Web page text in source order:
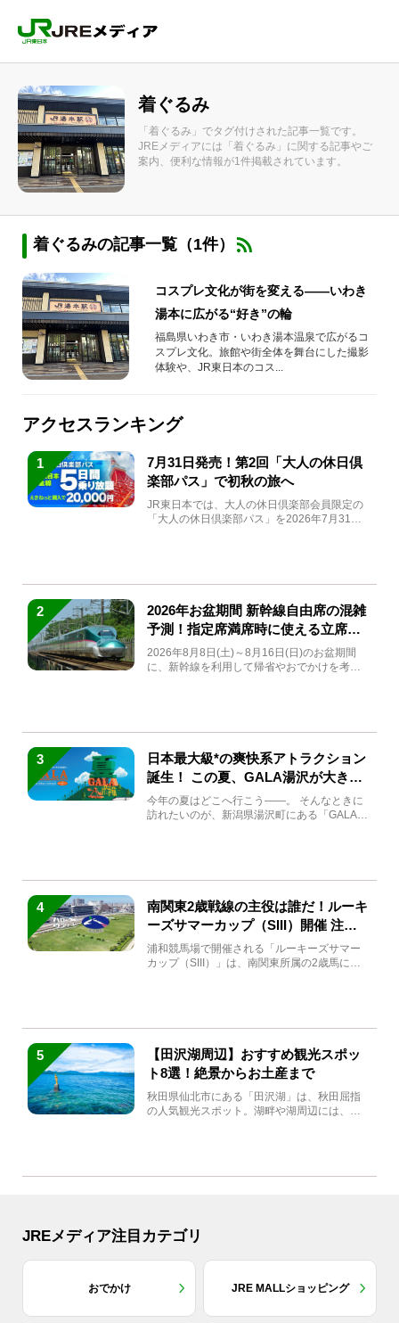
着ぐるみ
「着ぐるみ」でタグ付けされた記事一覧です。
JREメディアには「着ぐるみ」に関する記事やご
案内、便利な情報が1件掲載されています。
着ぐるみの記事一覧（1件）
コスプレ文化が街を変える――いわき
湯本に広がる“好き”の輪
福島県いわき市・いわき湯本温泉で広がるコ
スプレ文化。旅館や街全体を舞台にした撮影
体験や、JR東日本のコス...
アクセスランキング
1
7月31日発売！第2回「大人の休日倶
楽部パス」で初秋の旅へ
JR東日本では、大人の休日倶楽部会員限定の
「大人の休日倶楽部パス」を2026年7月31日
2
2026年お盆期間 新幹線自由席の混雑
予測！指定席満席時に使える立席特
急券も解説
2026年8月8日(土)～8月16日(日)のお盆期間
に、新幹線を利用して帰省やおでかけを考え
3
日本最大級*の爽快系アトラクション
誕生！ この夏、GALA湯沢が大きく
生まれ変わる
今年の夏はどこへ行こう――。 そんなときに
訪れたいのが、新潟県湯沢町にある「GALA湯
4
南関東2歳戦線の主役は誰だ！ルーキ
ーズサマーカップ（SIII）開催 注目
馬と見どころをチェック
浦和競馬場で開催される「ルーキーズサマー
カップ（SIII）」は、南関東所属の2歳馬によ
5
【田沢湖周辺】おすすめ観光スポッ
ト8選！絶景からお土産まで
秋田県仙北市にある「田沢湖」は、秋田屈指
の人気観光スポット。湖畔や湖周辺には、田
JREメディア注目カテゴリ
おでかけ JRE MALLショッピング